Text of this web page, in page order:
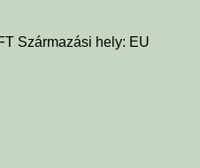
Származási hely: EU